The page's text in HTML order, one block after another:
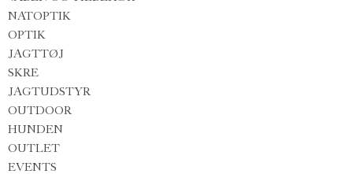
NATOPTIK
OPTIK
JAGTTØJ
SKRE
JAGTUDSTYR
OUTDOOR
HUNDEN
OUTLET
EVENTS